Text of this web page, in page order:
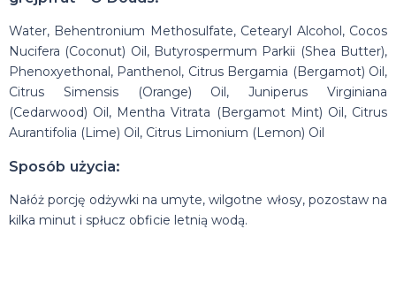
Water, Behentronium Methosulfate, Cetearyl Alcohol, Cocos
Nucifera (Coconut) Oil, Butyrospermum Parkii (Shea Butter),
Phenoxyethonal, Panthenol, Citrus Bergamia (Bergamot) Oil,
Citrus Simensis (Orange) Oil, Juniperus Virginiana
(Cedarwood) Oil, Mentha Vitrata (Bergamot Mint) Oil, Citrus
Aurantifolia (Lime) Oil, Citrus Limonium (Lemon) Oil
Sposób użycia:
Nałóż porcję odżywki na umyte, wilgotne włosy, pozostaw na
kilka minut i spłucz obficie letnią wodą.